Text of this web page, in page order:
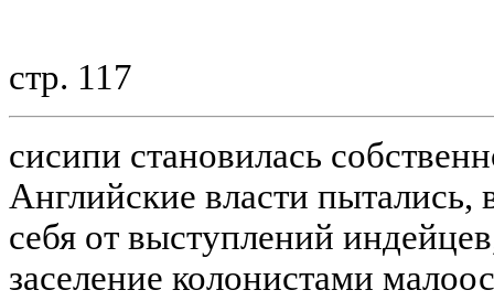
стр. 117
сисипи становилась
Английские власти пытались,
себя от выступлений
заселение колонистами